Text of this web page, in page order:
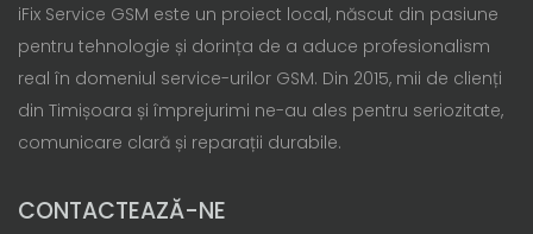
iFix Service GSM este un proiect local, născut din pasiune
pentru tehnologie și dorința de a aduce profesionalism
real în domeniul service-urilor GSM. Din 2015, mii de clienți
din Timișoara și împrejurimi ne-au ales pentru seriozitate,
comunicare clară și reparații durabile.
CONTACTEAZĂ-NE